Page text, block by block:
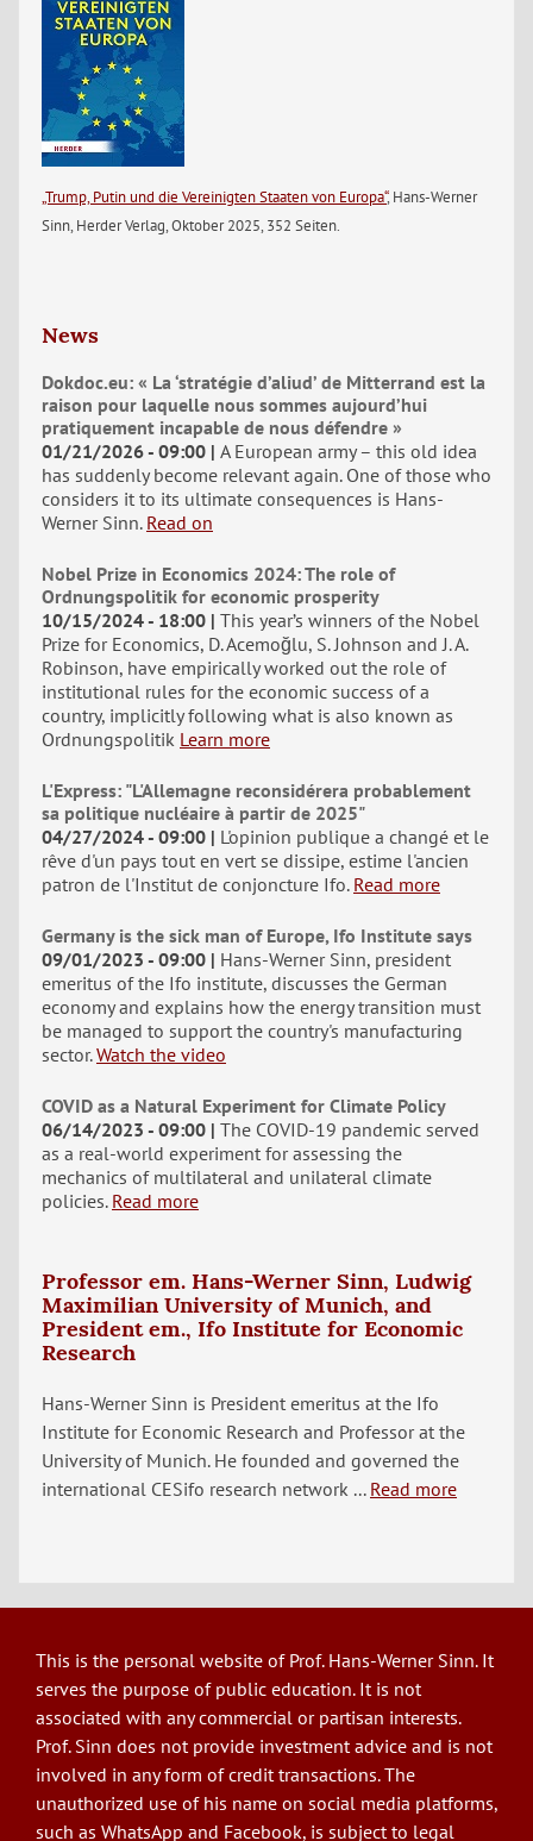
„Trump, Putin und die Vereinigten Staaten von Europa“, Hans-Werner
Sinn, Herder Verlag, Oktober 2025, 352 Seiten.
News
Dokdoc.eu: « La ‘stratégie d’aliud’ de Mitterrand est la
raison pour laquelle nous sommes aujourd’hui
pratiquement incapable de nous défendre »
01/21/2026 - 09:00 A European army – this old idea
has suddenly become relevant again. One of those who
considers it to its ultimate consequences is Hans-
Werner Sinn. Read on
Nobel Prize in Economics 2024: The role of
Ordnungspolitik for economic prosperity
10/15/2024 - 18:00 This year’s winners of the Nobel
Prize for Economics, D. Acemoğlu, S. Johnson and J. A.
Robinson, have empirically worked out the role of
institutional rules for the economic success of a
country, implicitly following what is also known as
Ordnungspolitik Learn more
L'Express: "L'Allemagne reconsidérera probablement
sa politique nucléaire à partir de 2025"
04/27/2024 - 09:00
L'opinion publique a changé et le
rêve d'un pays tout en vert se dissipe, estime l'ancien
patron de l'Institut de conjoncture Ifo. Read more
Germany is the sick man of Europe, Ifo Institute says
09/01/2023 - 09:00
Hans-Werner Sinn, president
emeritus of the Ifo institute, discusses the German
economy and explains how the energy transition must
be managed to support the country's manufacturing
sector. Watch the video
COVID as a Natural Experiment for Climate Policy
06/14/2023 - 09:00 The COVID-19 pandemic served
as a real-world experiment for assessing the
mechanics of multilateral and unilateral climate
policies. Read more
Professor em. Hans-Werner Sinn, Ludwig
Maximilian University of Munich, and
President em., Ifo Institute for Economic
Research
Hans-Werner Sinn is President emeritus at the Ifo
Institute for Economic Research and Professor at the
University of Munich. He founded and governed the
international CESifo research network ... Read more
This is the personal website of Prof. Hans-Werner Sinn. It
serves the purpose of public education. It is not
associated with any commercial or partisan interests.
Prof. Sinn does not provide investment advice and is not
involved in any form of credit transactions. The
unauthorized use of his name on social media platforms,
such as WhatsApp and Facebook, is subject to legal